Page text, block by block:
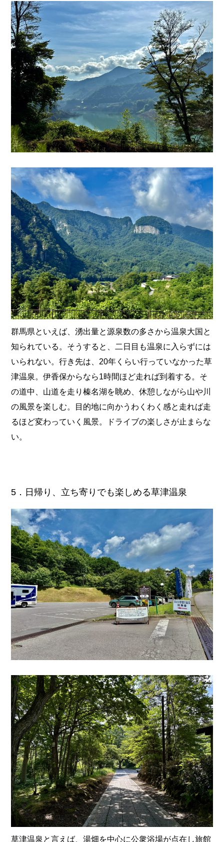
群馬県といえば、湧出量と源泉数の多さから温泉大国と
知られている。そうすると、二日目も温泉に入らずには
いられない。行き先は、20年くらい行っていなかった草
津温泉。伊香保からなら1時間ほど走れば到着する。そ
の道中、山道を走り榛名湖を眺め、休憩しながら山や川
の風景を楽しむ。目的地に向かうわくわく感と走れば走
るほど変わっていく風景。ドライブの楽しさが止まらな
い。
5．日帰り、立ち寄りでも楽しめる草津温泉
草津温泉と言えば、湯畑を中心に公衆浴場が点在し旅館